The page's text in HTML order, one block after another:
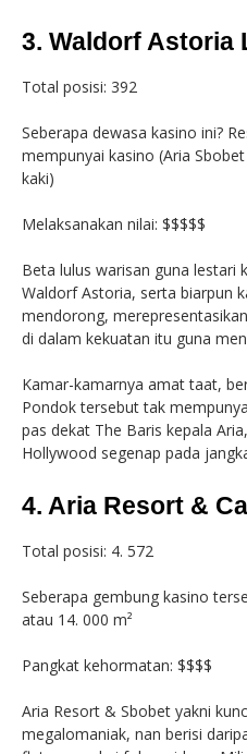
3. Waldorf Astoria
Total posisi: 392
Seberapa dewasa kasino ini?
mempunyai kasino (Aria
kaki)
Melaksanakan nilai: $$$$$
Beta lulus warisan guna lestari
Waldorf Astoria, serta biarpun
mendorong,
di dalam kekuatan itu guna
Kamar-kamarnya amat taat,
Pondok tersebut tak
pas dekat The Baris kepala
Hollywood segenap pada
4. Aria Resort &
Total posisi: 4. 572
Seberapa gembung kasino
atau 14. 000 m²
Pangkat kehormatan: $$$$
Aria Resort & Sbobet yakni
megalomaniak, nan berisi